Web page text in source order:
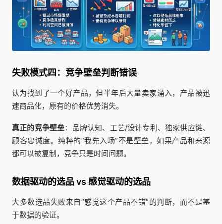
失败模式四：竞争壁垒判断错误
认为找到了一个好产品，但半年后大量卖家涌入，产品被迅
速商品化，原有的价格优势消失。
真正的竞争壁垒：品牌认知、工艺/设计专利、独家供应链、
顾客忠诚度。纯粹的”我先入场”不是壁垒，如果产品和来源
都可以被复制，竞争只是时间问题。
数据驱动的选品 vs 感觉驱动的选品
大多数选品失败来自”感觉这个产品不错”的判断，而不是基
于数据的验证。